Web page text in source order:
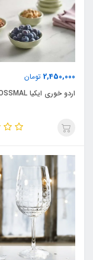
2,450,000 تومان
اردو خوری ایکیا MOSSMAL